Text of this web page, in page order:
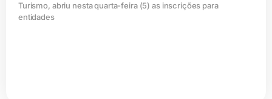
Turismo, abriu nesta quarta-feira (5) as inscrições para
entidades